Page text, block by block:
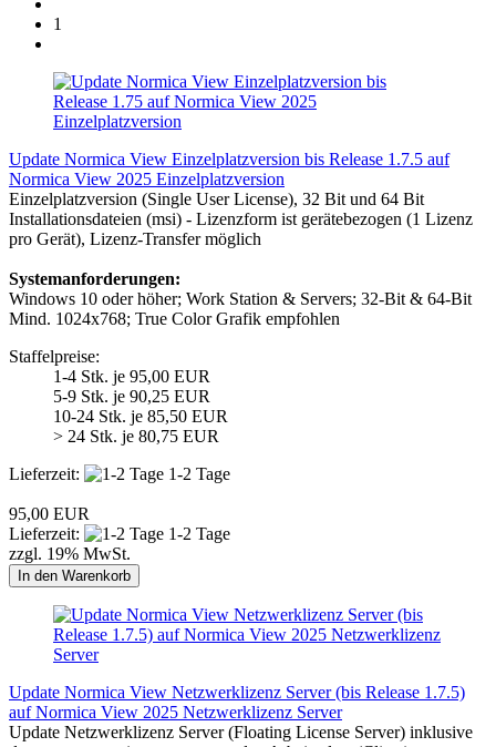
1
Update Normica View Einzelplatzversion bis Release 1.7.5 auf
Normica View 2025 Einzelplatzversion
Einzelplatzversion (Single User License), 32 Bit und 64 Bit
Installationsdateien (msi) - Lizenzform ist gerätebezogen (1 Lizenz
pro Gerät), Lizenz-Transfer möglich
Systemanforderungen:
Windows 10 oder höher; Work Station & Servers; 32-Bit & 64-Bit
Mind. 1024x768; True Color Grafik empfohlen
Staffelpreise:
1-4 Stk. je 95,00 EUR
5-9 Stk. je 90,25 EUR
10-24 Stk. je 85,50 EUR
> 24 Stk. je 80,75 EUR
Lieferzeit:
1-2 Tage
95,00 EUR
Lieferzeit:
1-2 Tage
zzgl. 19% MwSt.
In den Warenkorb
Update Normica View Netzwerklizenz Server (bis Release 1.7.5)
auf Normica View 2025 Netzwerklizenz Server
Update Netzwerklizenz Server (Floating License Server) inklusive